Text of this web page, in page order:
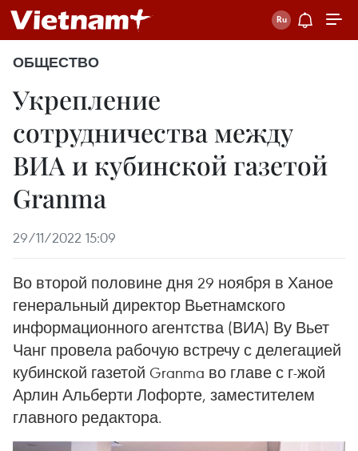
ОБЩЕСТВО
Укрепление
сотрудничества между
ВИА и кубинской газетой
Granma
29/11/2022 15:09
Во второй половине дня 29 ноября в Ханое
генеральный директор Вьетнамского
информационного агентства (ВИА) Ву Вьет
Чанг провела рабочую встречу с делегацией
кубинской газетой Granma во главе с г-жой
Арлин Альберти Лофорте, заместителем
главного редактора.